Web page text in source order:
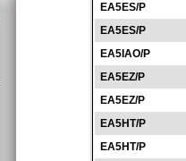
EA5ES/P
EA5ES/P
EA5IAO/P
EA5EZ/P
EA5EZ/P
EA5HT/P
EA5HT/P